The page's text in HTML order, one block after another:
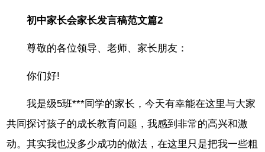
初中家长会家长发言稿范文篇2
尊敬的各位领导、老师、家长朋友：
你们好!
我是级5班***同学的家长，今天有幸能在这里与大家
共同探讨孩子的成长教育问题，我感到非常的高兴和激
动。其实我也没多少成功的做法，在这里只是把我一些粗